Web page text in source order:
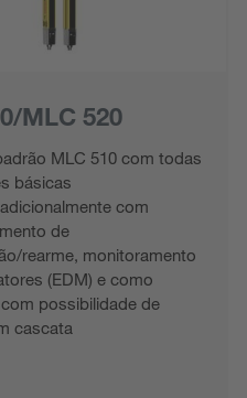
MLC 520
MLC 510 com todas
básicas
com
de
rearme, monitoramento
(EDM) e como
possibilidade de
cascata